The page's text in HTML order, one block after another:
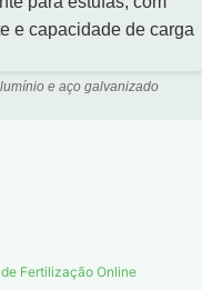
e aço galvanizado